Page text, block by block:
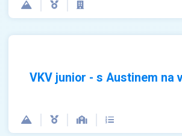
VKV junior - s Austinem na